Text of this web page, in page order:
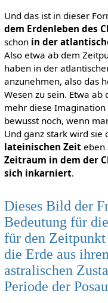
Und das ist in dieser
dem Erdenleben des
schon in der
Also etwa ab dem
haben in der
anzunehmen, also das
Wesen zu sein. Etwa
mehr diese
bewusst noch, wenn
Und ganz stark wird sie
lateinischen Zeiteben
Zeitraum in dem der
sich inkarniert.
Dieses Bild der
Bedeutung für
für den
die Erde aus
astralischen
Periode der